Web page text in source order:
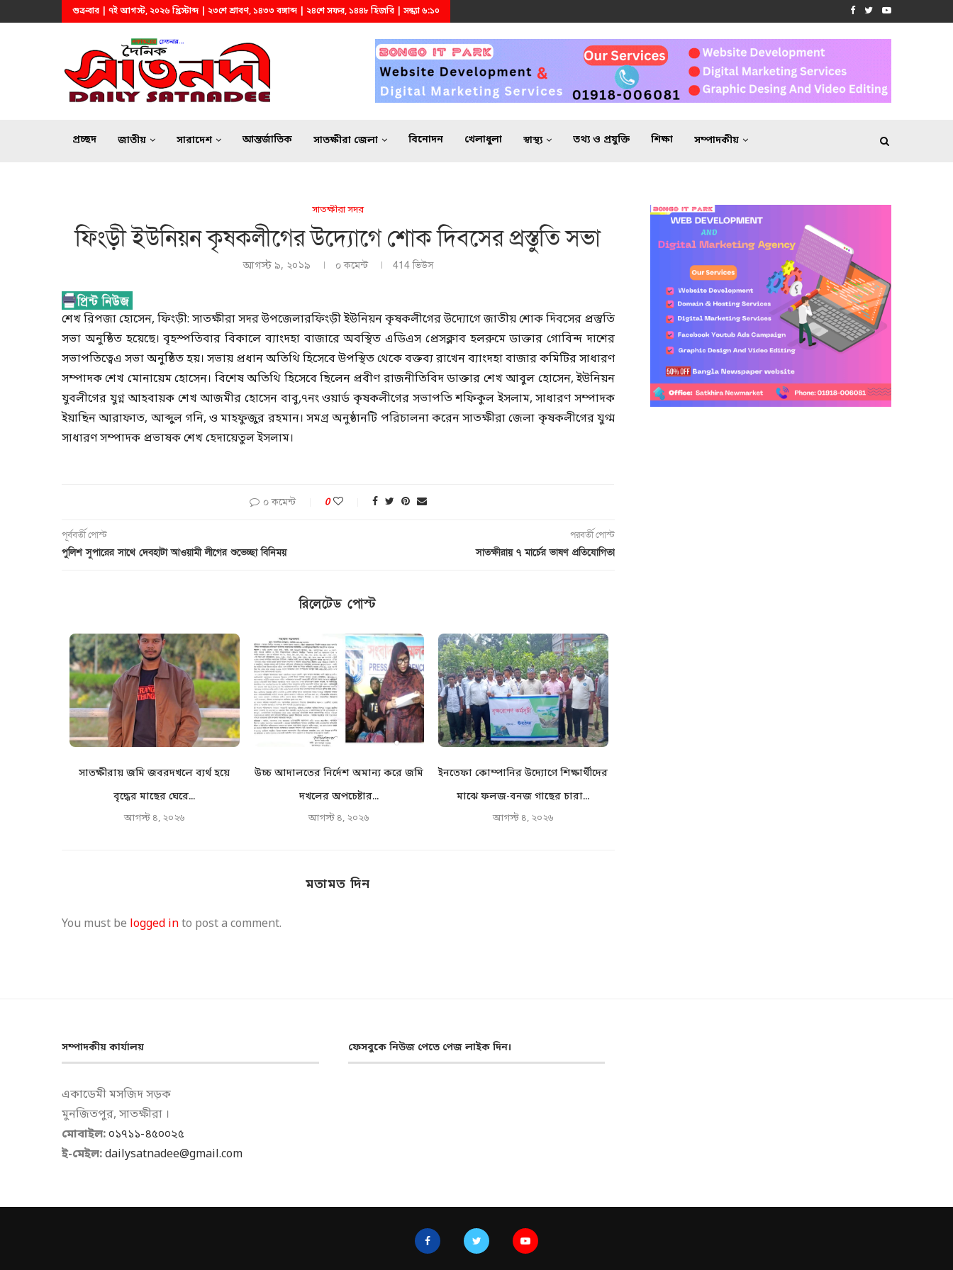
শুক্রবার | ৭ই আগস্ট, ২০২৬ খ্রিস্টাব্দ | ২৩শে শ্রাবণ, ১৪৩৩ বঙ্গাব্দ | ২৪শে সফর, ১৪৪৮ হিজরি | সন্ধ্যা ৬:১০
প্রচ্ছদ জাতীয় সারাদেশ আন্তর্জাতিক সাতক্ষীরা জেলা বিনোদন খেলাধুলা স্বাস্থ্য তথ্য ও প্রযুক্তি শিক্ষা সম্পাদকীয়
সাতক্ষীরা সদর
ফিংড়ী ইউনিয়ন কৃষকলীগের উদ্যোগে শোক দিবসের প্রস্তুতি সভা
আগস্ট ৯, ২০১৯ ০ কমেন্ট 414ভিউস
শেখ রিপজা হোসেন, ফিংড়ী: সাতক্ষীরা সদর উপজেলারফিংড়ী ইউনিয়ন কৃষকলীগের উদ্যোগে জাতীয় শোক দিবসের প্রস্তুতি
সভা অনুষ্ঠিত হয়েছে। বৃহস্পতিবার বিকালে ব্যাংদহা বাজারে অবস্থিত এডিএস প্রেসক্লাব হলরুমে ডাক্তার গোবিন্দ দাশের
সভাপতিত্বেএ সভা অনুষ্ঠিত হয়। সভায় প্রধান অতিথি হিসেবে উপস্থিত থেকে বক্তব্য রাখেন ব্যাংদহা বাজার কমিটির সাধারণ
সম্পাদক শেখ মোনায়েম হোসেন। বিশেষ অতিথি হিসেবে ছিলেন প্রবীণ রাজনীতিবিদ ডাক্তার শেখ আবুল হোসেন, ইউনিয়ন
যুবলীগের যুগ্ন আহবায়ক শেখ আজমীর হোসেন বাবু,৭নং ওয়ার্ড কৃষকলীগের সভাপতি শফিকুল ইসলাম, সাধারণ সম্পাদক
ইয়াছিন আরাফাত, আব্দুল গনি, ও মাহফুজুর রহমান। সমগ্র অনুষ্ঠানটি পরিচালনা করেন সাতক্ষীরা জেলা কৃষকলীগের যুগ্ম
সাধারণ সম্পাদক প্রভাষক শেখ হেদায়েতুল ইসলাম।
০ কমেন্ট 0
পূর্ববর্তী পোস্ট
পুলিশ সুপারের সাথে দেবহাটা আওয়ামী লীগের শুভেচ্ছা বিনিময়
পরবর্তী পোস্ট
সাতক্ষীরায় ৭ মার্চের ভাষণ প্রতিযোগিতা
রিলেটেড পোস্ট
সাতক্ষীরায় জমি জবরদখলে ব্যর্থ হয়ে
বৃদ্ধের মাছের ঘেরে...
আগস্ট ৪, ২০২৬
উচ্চ আদালতের নির্দেশ অমান্য করে জমি
দখলের অপচেষ্টার...
আগস্ট ৪, ২০২৬
ইনতেফা কোম্পানির উদ্যোগে শিক্ষার্থীদের
মাঝে ফলজ-বনজ গাছের চারা...
আগস্ট ৪, ২০২৬
মতামত দিন
You must be logged into post a comment.
সম্পাদকীয় কার্যালয়
একাডেমী মসজিদ সড়ক
মুনজিতপুর, সাতক্ষীরা ।
মোবাইল:০১৭১১-৪৫০০২৫
ই-মেইল:dailysatnadee@gmail.com
ফেসবুকে নিউজ পেতে পেজ লাইক দিন।